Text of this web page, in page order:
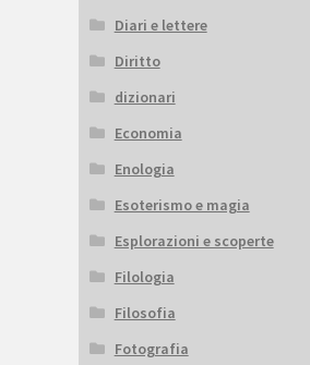
Diari e lettere
Diritto
dizionari
Economia
Enologia
Esoterismo e magia
Esplorazioni e scoperte
Filologia
Filosofia
Fotografia